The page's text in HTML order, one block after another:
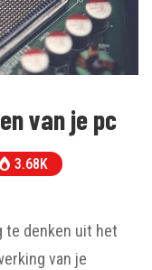
van je pc
3.68K
te denken uit het
van je